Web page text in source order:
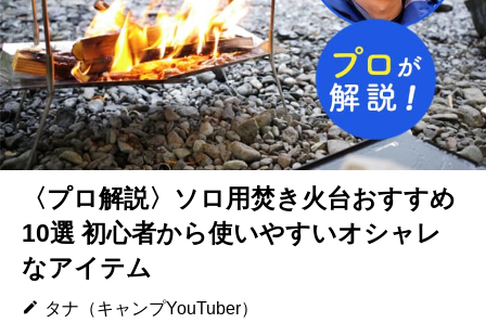
〈プロ解説〉ソロ用焚き火台おすすめ
10選 初心者から使いやすいオシャレ
なアイテム
タナ（キャンプYouTuber）